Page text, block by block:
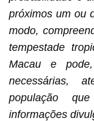
próximos um ou
modo,
tempestade
Macau e
necessárias,
população
informações